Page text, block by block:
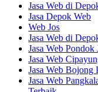
Jasa Web di
Jasa Depok Web
Web Jos
Jasa Web di
Jasa Web
Jasa Web
Jasa Web Bojong
Jasa Web